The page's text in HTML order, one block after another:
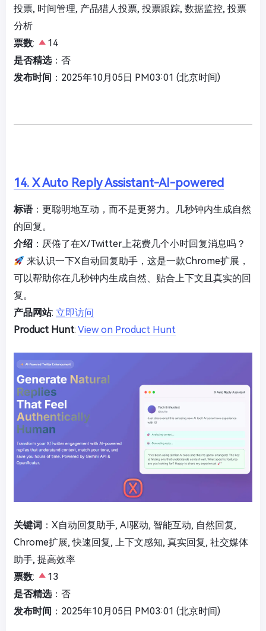
投票, 时间管理, 产品猎人投票, 投票跟踪, 数据监控, 投票
分析
票数:
14
是否精选：否
发布时间 ：2025年10月05日 PM03:01 (北京时间)
14. X Auto Reply Assistant-AI-powered
标语：更聪明地互动，而不是更努力。几秒钟内生成自然
的回复。
介绍 ：厌倦了在X/Twitter上花费几个小时回复消息吗？
来认识一下X自动回复助手，这是一款Chrome扩展，
可以帮助你在几秒钟内生成自然、贴合上下文且真实的回
复。
产品网站: 立即访问
Product Hunt: View on Product Hunt
关键词 ：X自动回复助手, AI驱动, 智能互动, 自然回复,
Chrome扩展, 快速回复, 上下文感知, 真实回复, 社交媒体
助手, 提高效率
票数:
13
是否精选：否
发布时间 ：2025年10月05日 PM03:01 (北京时间)